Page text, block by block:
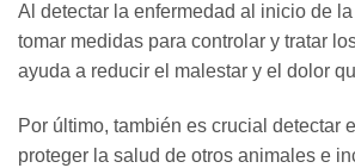
Al detectar la enfermedad al inicio de
tomar medidas para controlar y tratar
ayuda a reducir el malestar y el dolor
Por último, también es crucial detectar
proteger la salud de otros animales e